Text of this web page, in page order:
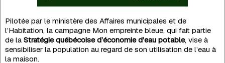
Pilotée par le ministère des Affaires municipales et de
l’Habitation, la campagne Mon empreinte bleue, qui fait partie
de la Stratégie québécoise d’économie d’eau potable, vise à
sensibiliser la population au regard de son utilisation de l’eau à
la maison.